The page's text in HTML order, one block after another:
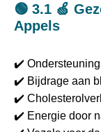
🟢 3.1 🍏
Appels
✔️
✔️ Bijdrage aan
✔️
✔️ Energie door